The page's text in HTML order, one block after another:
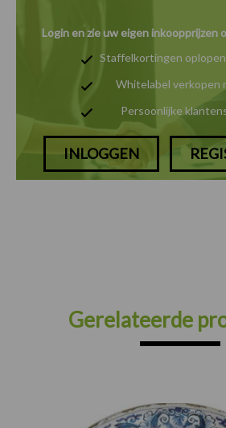
Login en zie uw eigen inkoopprijzen
Staffelkortingen
Whitelabel verkopen
Persoonlijke
INLOGGEN
Gerelateerde